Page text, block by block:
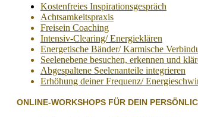
Kostenfreies Inspirationsgespräch
Achtsamkeitspraxis
Freisein Coaching
Intensiv-Clearing/ Energieklären
Energetische Bänder/ Karmische
Seelenebene besuchen, erkennen und
Abgespaltene Seelenanteile integrieren
Erhöhung deiner Frequenz/
ONLINE-WORKSHOPS FÜR DEIN